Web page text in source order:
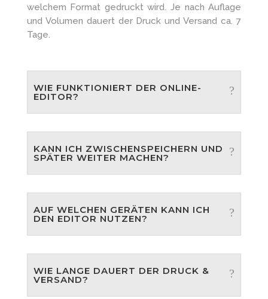
welchem Format gedruckt wird. Je nach Auflage
und Volumen dauert der Druck und Versand ca. 7
Tage.
WIE FUNKTIONIERT DER ONLINE-
EDITOR?
KANN ICH ZWISCHENSPEICHERN UND
SPÄTER WEITER MACHEN?
AUF WELCHEN GERÄTEN KANN ICH
DEN EDITOR NUTZEN?
WIE LANGE DAUERT DER DRUCK &
VERSAND?